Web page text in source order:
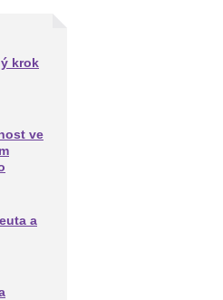
krok
ve
a